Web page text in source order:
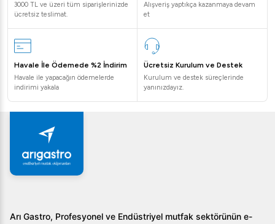
3000 TL ve üzeri tüm siparişlerinizde
ücretsiz teslimat.
Alışveriş yaptıkça kazanmaya devam
et
Havale İle Ödemede %2 İndirim
Havale ile yapacağın ödemelerde
indirimi yakala
Ücretsiz Kurulum ve Destek
Kurulum ve destek süreçlerinde
yanınızdayız.
Arı Gastro, Profesyonel ve Endüstriyel mutfak sektörünün e-